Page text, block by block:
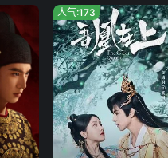
人气:173